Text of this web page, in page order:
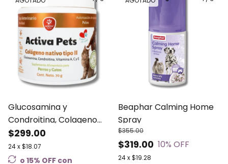
Glucosamina y
Condroitina, Colageno
Activa Pets para perros
y gatos - Nartex 70gr
$299.00
24x$18.07
o 15% OFF con
Beaphar Calming Home
Spray
$319.00
$355.00
10% OFF
24x$19.28